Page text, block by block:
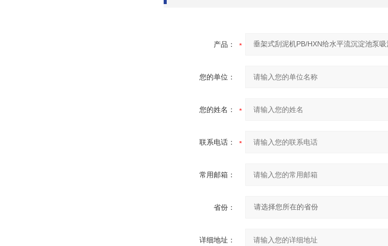
产品：
您的单位：
您的姓名：
联系电话：
常用邮箱：
省份：
详细地址：